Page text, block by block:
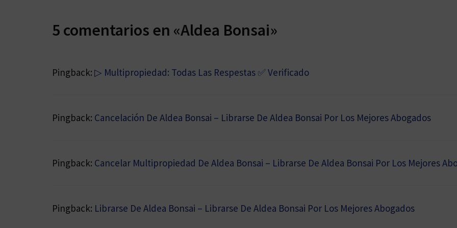
5 comentarios en «Aldea Bonsai»
Pingback: ▷ Multipropiedad: Todas Las Respestas ✅ Verificado
Pingback: Cancelación De Aldea Bonsai – Librarse De Aldea Bonsai Por Los Mejores Abogados
Pingback: Cancelar Multipropiedad De Aldea Bonsai – Librarse De Aldea Bonsai Por Los Mejores
Pingback: Librarse De Aldea Bonsai – Librarse De Aldea Bonsai Por Los Mejores Abogados